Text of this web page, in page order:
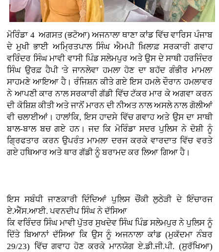
ਮੋਰਿੰਡਾ 4 ਅਗਸਤ (ਭਟੋਆ)ਅਜਨਾਲਾ ਥਾਣਾ ਕਾਂਡ ਵਿੱਚ ਵਾਰਿਸ ਪੰਜਾਬ
ਦੇ ਮੁਖੀ ਭਾਈ ਅਮ੍ਰਿਤਪਾਲ ਸਿੰਘ ਐਮਪੀ ਖ਼ਿਲਾਫ਼ ਸਰਕਾਰੀ ਗਵਾਹ
ਵਰਿੰਦਰ ਸਿੰਘ ਮਾਵੀ ਵਾਸੀ ਪਿੰਡ ਸਲੇਮਪੁਰ ਅਤੇ ਉਸ ਦੇ ਸਾਥੀ ਹਰਜਿੰਦਰ
ਸਿੰਘ ਉਰਫ਼ ਹੈਪੀ 'ਤੇ ਜਾਨਲੇਵਾ ਹਮਲਾ ਹੋਣ ਦਾ ਬਹੱਦ ਗੰਭੀਰ ਮਾਮਲਾ
ਸਾਹਮਣੇ ਆਇਆ ਹੈ। ਰੰਜਿਸ਼ਨ ਕੀਤੇ ਗਏ ਇਸ ਹਮਲੇ ਦੌਰਾਨ ਹਮਲਾਵਰ
ਨੇ ਆਪਣੀ ਕਾਰ ਨਾਲ ਸਰਕਾਰੀ ਗੱਡੀ ਵਿੱਚ ਟੱਕਰ ਮਾਰ ਕੇ ਅਗਵਾ ਕਰਨ
ਦੀ ਕੋਸ਼ਿਸ਼ ਕੀਤੀ ਅਤੇ ਜਾਨੋਂ ਮਾਰਨ ਦੀ ਨੀਅਤ ਨਾਲ ਅਸਲੇ ਨਾਲ ਗੋਲੀਆਂ
ਵੀ ਚਲਾਈਆਂ। ਹਾਲਾਂਕਿ, ਇਸ ਹਾਦਸੇ ਵਿੱਚ ਗਵਾਹ ਅਤੇ ਉਸ ਦਾ ਸਾਥੀ
ਬਾਲ-ਬਾਲ ਬਚ ਗਏ ਹਨ। ਜਦ ਕਿ ਮੋਰਿੰਡਾ ਸਦਰ ਪੁਲਿਸ ਨੇ ਦੋਸ਼ੀ ਨੂੰ
ਗ੍ਰਿਫਤਾਰ ਕਰਨ ਉਪਰੰਤ ਮਾਮਲਾ ਦਰਜ ਕਰਕੇ ਵਾਰਦਾਤ ਵਿੱਚ ਵਰਤੇ
ਗਏ ਹਥਿਆਰ ਅਤੇ ਥਾਰ ਗੱਡੀ ਨੂੰ ਬਰਾਮਦ ਕਰ ਲਿਆ ਗਿਆ ਹੈ।
ਇਸ ਸਬੰਧੀ ਜਾਣਕਾਰੀ ਦਿੰਦਿਆਂ ਪੁਲਿਸ ਚੌਂਕੀ ਲੁਠੇੜੀ ਦੇ ਇੰਚਾਰਜ
ਏ.ਐੱਸ.ਆਈ. ਪਵਨਦੀਪ ਸਿੰਘ ਨੇ ਦੱਸਿਆ
ਕਿ ਵਰਿੰਦਰ ਸਿੰਘ ਮਾਵੀ ਪੁੱਤਰ ਸੁਖਦੇਵ ਸਿੰਘ ਪਿੰਡ ਸਲੇਮਪੁਰ ਨੇ ਪੁਲਿਸ ਨੂੰ
ਦਿੱਤੇ ਬਿਆਨਾਂ ਦੱਸਿਆ ਕਿ ਉਸ ਨੂੰ ਅਜਨਾਲਾ ਕਾਂਡ (ਮੁਕੱਦਮਾ ਨੰਬਰ
29/23) ਵਿੱਚ ਗਵਾਹ ਹੋਣ ਕਰਕੇ ਮਾਨਯੋਗ ਏ.ਡੀ.ਜੀ.ਪੀ. (ਸੁਰੱਖਿਆ)